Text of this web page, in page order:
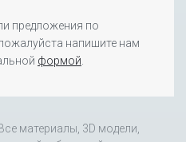
предложения по
напишите нам
формой
материалы, 3D модели,